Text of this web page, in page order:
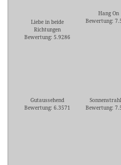
Liebe in beide
Richtungen
Bewertung: 5.9286
Hang On
Bewertung:
Gutaussehend
Bewertung: 6.3571
Bewertung: